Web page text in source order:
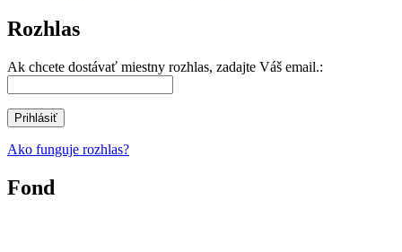
Rozhlas
Ak chcete dostávať miestny rozhlas, zadajte Váš email.:
Ako funguje rozhlas?
Fond